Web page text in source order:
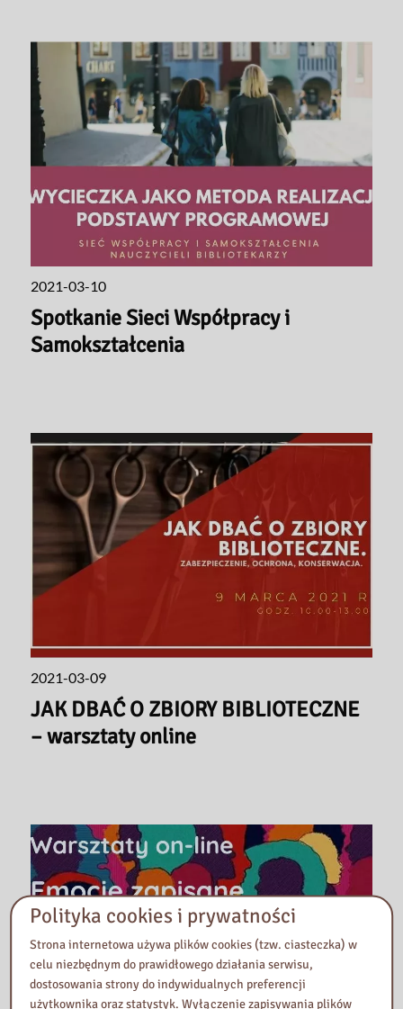
2021-03-10
Spotkanie Sieci Współpracy i
Samokształcenia
2021-03-09
JAK DBAĆ O ZBIORY BIBLIOTECZNE
– warsztaty online
Polityka cookies i prywatności
Strona internetowa używa plików cookies (tzw. ciasteczka) w
celu niezbędnym do prawidłowego działania serwisu,
dostosowania strony do indywidualnych preferencji
użytkownika oraz statystyk. Wyłączenie zapisywania plików